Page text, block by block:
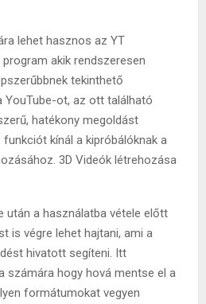
lehet hasznos az YT
akik rendszeresen
tekinthető
ot, az ott található
hatékony megoldást
kínál a kipróbálóknak a
3D Videók létrehozása
után a használatba vétele előtt
is végre lehet hajtani, ami a
hivatott segíteni. Itt
számára hogy hová mentse el a
formátumokat vegyen